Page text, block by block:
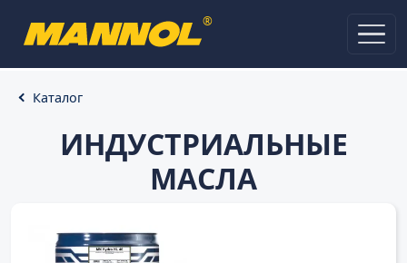
®
Каталог
ИНДУСТРИАЛЬНЫЕ
МАСЛА